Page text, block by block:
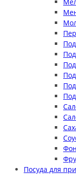
Посуда для